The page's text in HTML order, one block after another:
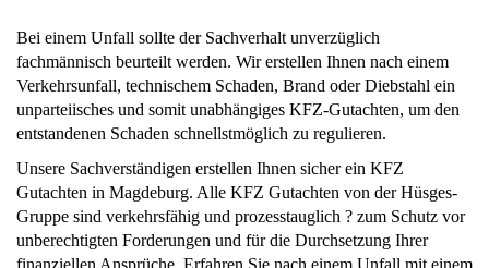
Bei einem Unfall sollte der Sachverhalt unverzüglich
fachmännisch beurteilt werden. Wir erstellen Ihnen nach einem
Verkehrsunfall, technischem Schaden, Brand oder Diebstahl ein
unparteiisches und somit unabhängiges KFZ-Gutachten, um den
entstandenen Schaden schnellstmöglich zu regulieren.
Unsere Sachverständigen erstellen Ihnen sicher ein KFZ
Gutachten in Magdeburg. Alle KFZ Gutachten von der Hüsges-
Gruppe sind verkehrsfähig und prozesstauglich ? zum Schutz vor
unberechtigten Forderungen und für die Durchsetzung Ihrer
finanziellen Ansprüche. Erfahren Sie nach einem Unfall mit einem